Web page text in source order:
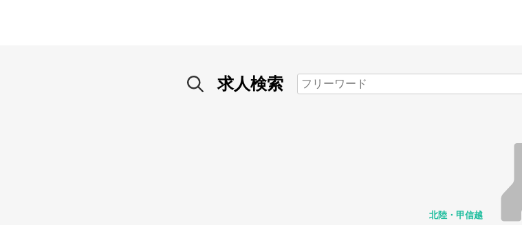
求人検索
北陸・甲信越